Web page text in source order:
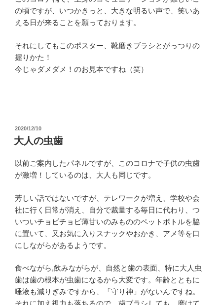
の頃ですが、いつかきっと、大きな明るい声で、笑いあ
える日が来ることを願っております。
それにしてもこのポスター、靴磨きブラシとがっつりの
握りかた！
今じゃダメダメ！のお見本ですね（笑）
投
稿
日:
2020/12/10
大人の虫歯
以前ご案内したパネルですが、このコロナで子供の虫歯
が激増！しているのは、大人も同じです。
芳しい話ではないですが、テレワークが増え、学校や会
社に行く日常が消え、自分で裁量する毎日に代わり、つ
いついチョビチョビ薄甘いのみもののペットボトルを脇
に置いて、又お気に入りスナックやおかき、アメ等を口
にしながらがあるようです。
食べながら,飲みながらが、自然と歯の表面、特に大人虫
歯は歯の根本が虫歯になるから大変です。年齢とともに
唾液も減りぎみですから、「守り神」がないんですね。